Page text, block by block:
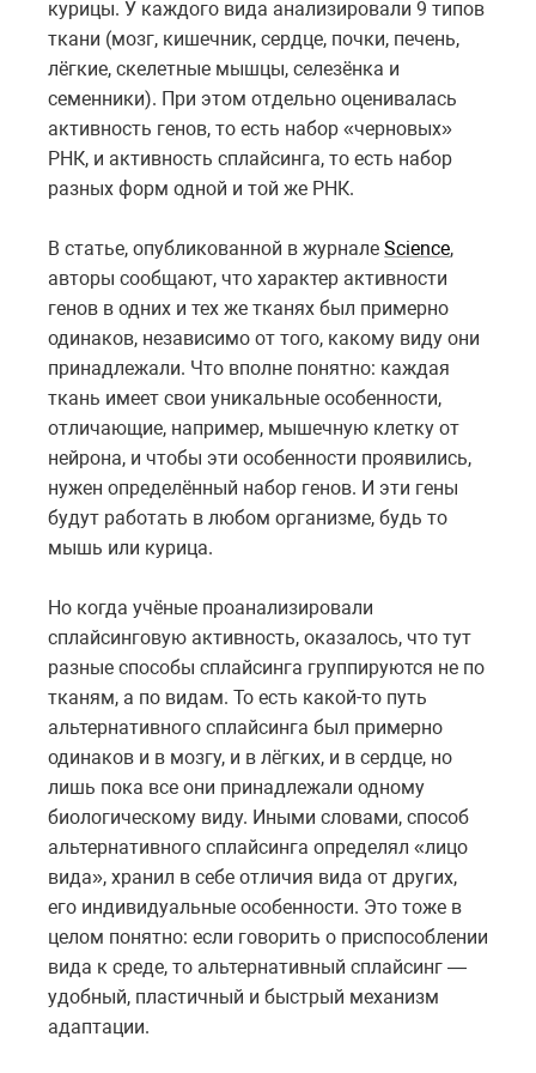
курицы. У каждого вида анализировали 9 типов
ткани (мозг, кишечник, сердце, почки, печень,
лёгкие, скелетные мышцы, селезёнка и
семенники). При этом отдельно оценивалась
активность генов, то есть набор «черновых»
РНК, и активность сплайсинга, то есть набор
разных форм одной и той же РНК.
В статье, опубликованной в журнале Science,
авторы сообщают, что характер активности
генов в одних и тех же тканях был примерно
одинаков, независимо от того, какому виду они
принадлежали. Что вполне понятно: каждая
ткань имеет свои уникальные особенности,
отличающие, например, мышечную клетку от
нейрона, и чтобы эти особенности проявились,
нужен определённый набор генов. И эти гены
будут работать в любом организме, будь то
мышь или курица.
Но когда учёные проанализировали
сплайсинговую активность, оказалось, что тут
разные способы сплайсинга группируются не по
тканям, а по видам. То есть какой-то путь
альтернативного сплайсинга был примерно
одинаков и в мозгу, и в лёгких, и в сердце, но
лишь пока все они принадлежали одному
биологическому виду. Иными словами, способ
альтернативного сплайсинга определял «лицо
вида», хранил в себе отличия вида от других,
его индивидуальные особенности. Это тоже в
целом понятно: если говорить о приспособлении
вида к среде, то альтернативный сплайсинг —
удобный, пластичный и быстрый механизм
адаптации.